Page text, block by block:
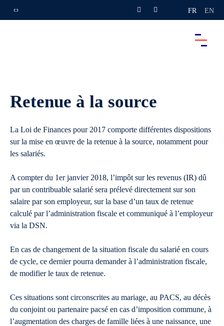
FR EN
Retenue à la source
La Loi de Finances pour 2017 comporte différentes dispositions
sur la mise en œuvre de la retenue à la source, notamment pour
les salariés.
A compter du 1er janvier 2018, l’impôt sur les revenus (IR) dû
par un contribuable salarié sera prélevé directement sur son
salaire par son employeur, sur la base d’un taux de retenue
calculé par l’administration fiscale et communiqué à l’employeur
via la DSN.
En cas de changement de la situation fiscale du salarié en cours
de cycle, ce dernier pourra demander à l’administration fiscale,
de modifier le taux de retenue.
Ces situations sont circonscrites au mariage, au PACS, au décès
du conjoint ou partenaire pacsé en cas d’imposition commune, à
l’augmentation des charges de famille liées à une naissance, une